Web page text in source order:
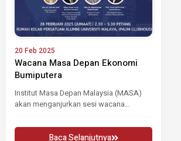
20 Feb 2025
Wacana Masa Depan Ekonomi
Bumiputera
Institut Masa Depan Malaysia (MASA)
akan menganjurkan sesi wacana
Baca Selanjutnya